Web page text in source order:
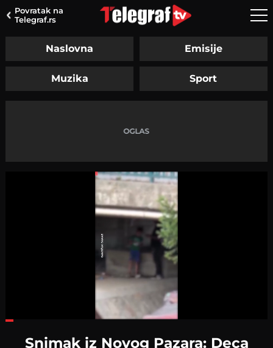
Povratak na
Telegraf.rs
Naslovna Emisije
Muzika Sport
Snimak iz Novog Pazara: Deca